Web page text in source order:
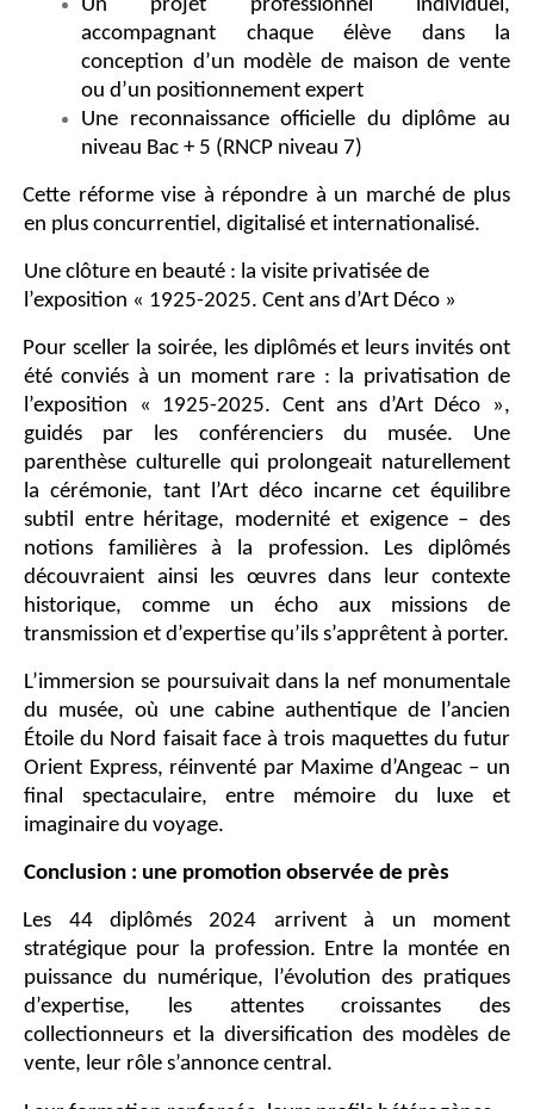
Un projet professionnel individuel,
accompagnant chaque élève dans la
conception d’un modèle de maison de vente
ou d’un positionnement expert
Une reconnaissance officielle du diplôme au
niveau Bac + 5 (RNCP niveau 7)
Cette réforme vise à répondre à un marché de plus
en plus concurrentiel, digitalisé et internationalisé.
Une clôture en beauté : la visite privatisée de
l’exposition « 1925-2025. Cent ans d’Art Déco »
Pour sceller la soirée, les diplômés et leurs invités ont
été conviés à un moment rare : la privatisation de
l’exposition « 1925-2025. Cent ans d’Art Déco »,
guidés par les conférenciers du musée. Une
parenthèse culturelle qui prolongeait naturellement
la cérémonie, tant l’Art déco incarne cet équilibre
subtil entre héritage, modernité et exigence – des
notions familières à la profession. Les diplômés
découvraient ainsi les œuvres dans leur contexte
historique, comme un écho aux missions de
transmission et d’expertise qu’ils s’apprêtent à porter.
L’immersion se poursuivait dans la nef monumentale
du musée, où une cabine authentique de l’ancien
Étoile du Nord faisait face à trois maquettes du futur
Orient Express, réinventé par Maxime d’Angeac – un
final spectaculaire, entre mémoire du luxe et
imaginaire du voyage.
Conclusion : une promotion observée de près
Les 44 diplômés 2024 arrivent à un moment
stratégique pour la profession. Entre la montée en
puissance du numérique, l’évolution des pratiques
d’expertise, les attentes croissantes des
collectionneurs et la diversification des modèles de
vente, leur rôle s’annonce central.